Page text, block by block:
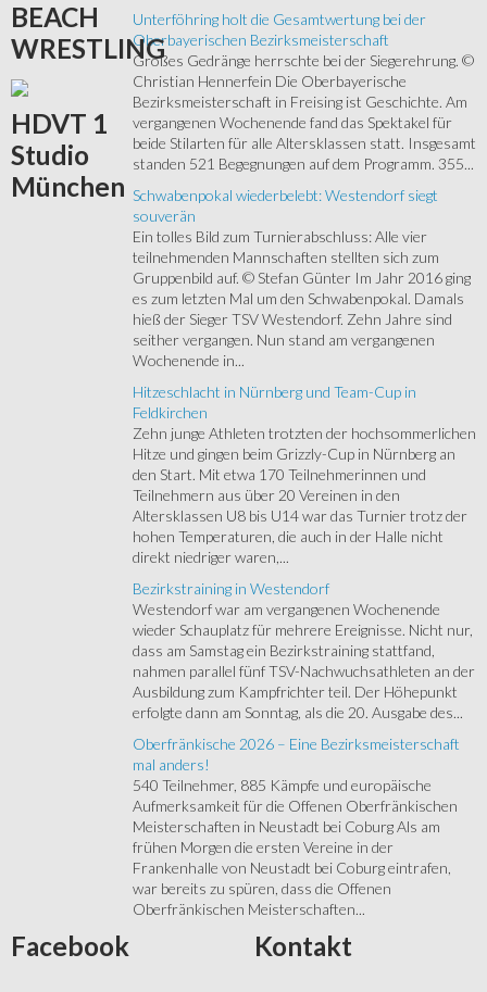
Unterföhring holt die Gesamtwertung bei der
Oberbayerischen Bezirksmeisterschaft
Großes Gedränge herrschte bei der Siegerehrung. ©
Christian Hennerfein Die Oberbayerische
Bezirksmeisterschaft in Freising ist Geschichte. Am
vergangenen Wochenende fand das Spektakel für
beide Stilarten für alle Altersklassen statt. Insgesamt
standen 521 Begegnungen auf dem Programm. 355...
Schwabenpokal wiederbelebt: Westendorf siegt
souverän
Ein tolles Bild zum Turnierabschluss: Alle vier
teilnehmenden Mannschaften stellten sich zum
Gruppenbild auf. © Stefan Günter Im Jahr 2016 ging
es zum letzten Mal um den Schwabenpokal. Damals
hieß der Sieger TSV Westendorf. Zehn Jahre sind
seither vergangen. Nun stand am vergangenen
Wochenende in...
Hitzeschlacht in Nürnberg und Team-Cup in
Feldkirchen
Zehn junge Athleten trotzten der hochsommerlichen
Hitze und gingen beim Grizzly-Cup in Nürnberg an
den Start. Mit etwa 170 Teilnehmerinnen und
Teilnehmern aus über 20 Vereinen in den
Altersklassen U8 bis U14 war das Turnier trotz der
hohen Temperaturen, die auch in der Halle nicht
direkt niedriger waren,...
Bezirkstraining in Westendorf
Westendorf war am vergangenen Wochenende
wieder Schauplatz für mehrere Ereignisse. Nicht nur,
dass am Samstag ein Bezirkstraining stattfand,
nahmen parallel fünf TSV-Nachwuchsathleten an der
Ausbildung zum Kampfrichter teil. Der Höhepunkt
erfolgte dann am Sonntag, als die 20. Ausgabe des...
Oberfränkische 2026 – Eine Bezirksmeisterschaft
mal anders!
540 Teilnehmer, 885 Kämpfe und europäische
Aufmerksamkeit für die Offenen Oberfränkischen
Meisterschaften in Neustadt bei Coburg Als am
frühen Morgen die ersten Vereine in der
Frankenhalle von Neustadt bei Coburg eintrafen,
war bereits zu spüren, dass die Offenen
Oberfränkischen Meisterschaften...
BEACH
WRESTLING
HDVT 1
Studio
München
Facebook Kontakt